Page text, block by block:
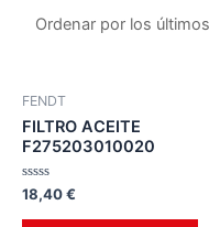
FENDT
FILTRO ACEITE
F275203010020
Valorado
en
0
18,40€